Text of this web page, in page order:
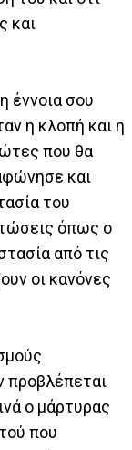
και
έννοια σου
η κλοπή και η
που θα
και
του
όπως ο
από τις
οι κανόνες
προβλέπεται
ο μάρτυρας
που